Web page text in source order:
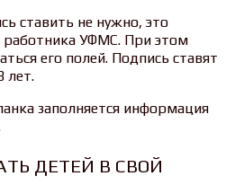
ставить не нужно, это
работника УФМС. При этом
его полей. Подпись ставят
лет.
заполняется информация
ДЕТЕЙ В СВОЙ